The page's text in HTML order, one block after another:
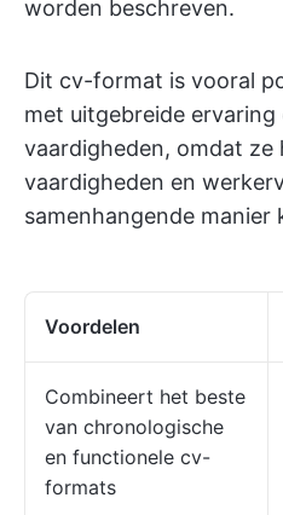
worden beschreven.
Dit cv-format is vooral
met uitgebreide ervaring
vaardigheden, omdat ze
vaardigheden en
samenhangende manier
Voordelen
Combineert het beste
van chronologische
en functionele cv-
formats